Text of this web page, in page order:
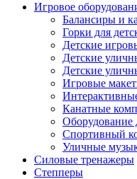
Игровое
Балансиры и
Горки для
Детские
Детские
Детские
Игровые
Канатные
Оборудование
Спортивный
Уличные
Силовые тренажеры
Степперы